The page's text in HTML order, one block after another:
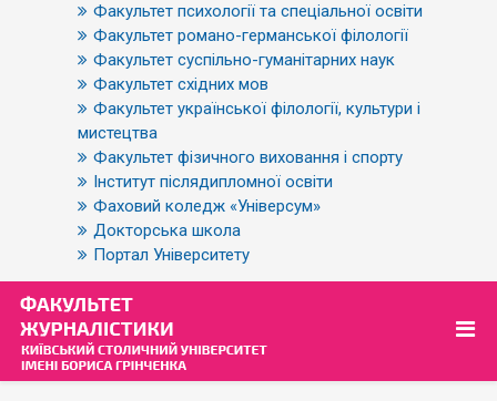
Факультет психології та спеціальної освіти
Факультет романо-германської філології
Факультет суспільно-гуманітарних наук
Факультет східних мов
Факультет української філології, культури і
мистецтва
Факультет фізичного виховання і спорту
Інститут післядипломної освіти
Фаховий коледж «Універсум»
Докторська школа
Портал Університету